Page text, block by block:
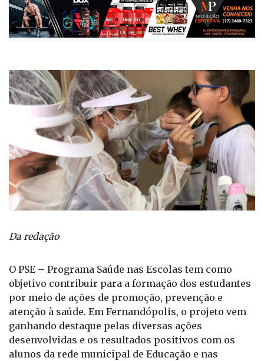
Da redação
O PSE – Programa Saúde nas Escolas tem como
objetivo contribuir para a formação dos estudantes
por meio de ações de promoção, prevenção e
atenção à saúde. Em Fernandópolis, o projeto vem
ganhando destaque pelas diversas ações
desenvolvidas e os resultados positivos com os
alunos da rede municipal de Educação e nas